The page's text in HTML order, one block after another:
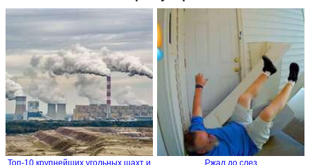
Топ-10 крупнейших угольных шахт и
Ржал до слез